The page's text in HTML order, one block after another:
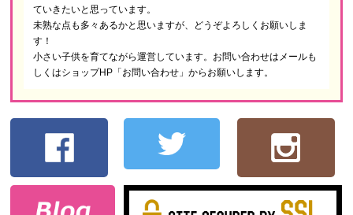
ていきたいと思っています。
未熟な点も多々あるかと思いますが、どうぞよろしくお願いしま
す！
小さい子供を育てながら運営しています。お問い合わせはメールも
しくはショップHP「お問い合わせ」からお願いします。